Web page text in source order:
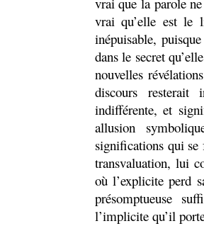
vrai qu’elle est le
inépuisable,
dans le secret
nouvelles
discours resterait
indifférente, et
allusion
significations qui
transvaluation, lui
où l’explicite perd
présomptueuse
l’implicite qu’il